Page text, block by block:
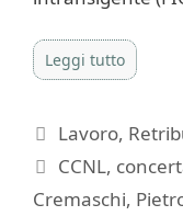
Leggi tutto
Categorie
Lavoro,
Tag
CCNL,
Cremaschi,